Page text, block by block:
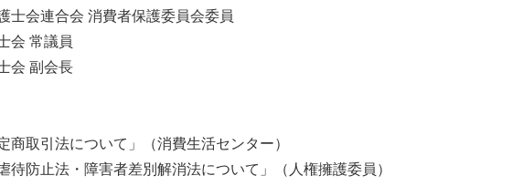
会連合会 消費者保護委員会委員
会 常議員
会 副会長
取引法について」（消費生活センター）
防止法・障害者差別解消法について」（人権擁護委員）